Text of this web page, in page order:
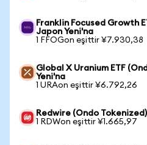
Franklin Focused Growth
Japon Yeni'na
1 FFOGon eşittir ¥7.930,38
Global X Uranium ETF
Yeni'na
1 URAon eşittir ¥6.792,26
Redwire (Ondo
1 RDWon eşittir ¥1.665,97